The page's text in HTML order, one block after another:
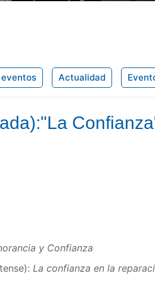
Actualidad
y Confianza
La confianza en la